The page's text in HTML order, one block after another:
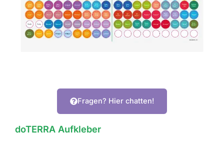
Fragen? Hier chatten!
doTERRA Aufkleber